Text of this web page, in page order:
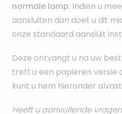
normale lamp. Indien u
aansluiten dan doet u dit
onze standaard aansluit
Deze ontvangt u na uw
treft u een papieren versie
kunt u hem hieronder
Heeft u aanvullende